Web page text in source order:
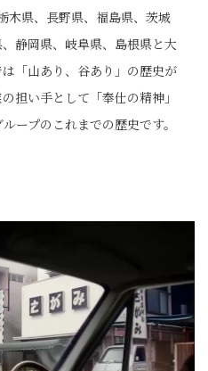
木県、長野県、福島県、茨城
静岡県、岐阜県、島根県と大
「山あり、谷あり」の歴史が
担い手として「奉仕の精神」
ープのこれまでの歴史です。